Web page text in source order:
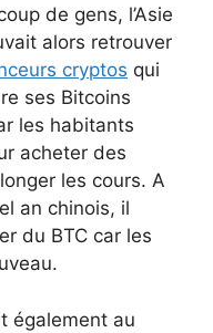
de gens, l’Asie
alors retrouver
cryptos qui
ses Bitcoins
les habitants
acheter des
les cours. A
an chinois, il
du BTC car les
également au